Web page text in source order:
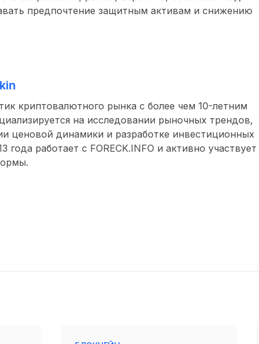
предпочтение защитным активам и снижению
криптовалютного рынка с более чем 10-летним
на исследовании рыночных трендов,
ценовой динамики и разработке инвестиционных
года работает с FORECK.INFO и активно участвует